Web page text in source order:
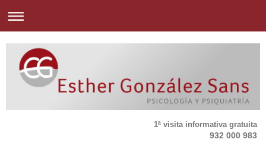
1ª visita informativa gratuita
932 000 983